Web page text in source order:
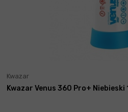
Kwazar
Kwazar Venus 360 Pro+